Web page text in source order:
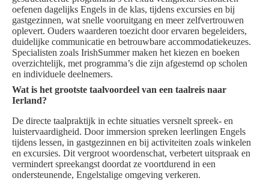
oefenen dagelijks Engels in de klas, tijdens excursies en bij
gastgezinnen, wat snelle vooruitgang en meer zelfvertrouwen
oplevert. Ouders waarderen toezicht door ervaren begeleiders,
duidelijke communicatie en betrouwbare accommodatiekeuzes.
Specialisten zoals IrishSummer maken het kiezen en boeken
overzichtelijk, met programma’s die zijn afgestemd op scholen
en individuele deelnemers.
Wat is het grootste taalvoordeel van een taalreis naar
Ierland?
De directe taalpraktijk in echte situaties versnelt spreek- en
luistervaardigheid. Door immersion spreken leerlingen Engels
tijdens lessen, in gastgezinnen en bij activiteiten zoals winkelen
en excursies. Dit vergroot woordenschat, verbetert uitspraak en
vermindert spreekangst doordat ze voortdurend in een
ondersteunende, Engelstalige omgeving verkeren.